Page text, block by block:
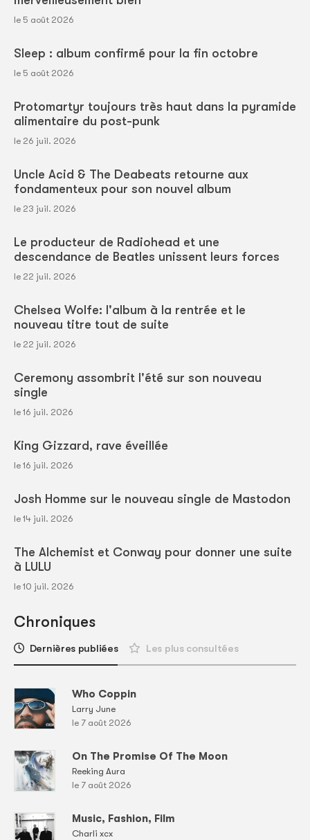
le 5 août 2026
Sleep : album confirmé pour la fin octobre
le 5 août 2026
Protomartyr toujours très haut dans la pyramide
alimentaire du post-punk
le 26 juil. 2026
Uncle Acid & The Deabeats retourne aux
fondamenteux pour son nouvel album
le 23 juil. 2026
Le producteur de Radiohead et une
descendance de Beatles unissent leurs forces
le 22 juil. 2026
Chelsea Wolfe: l'album à la rentrée et le
nouveau titre tout de suite
le 22 juil. 2026
Ceremony assombrit l'été sur son nouveau
single
le 16 juil. 2026
King Gizzard, rave éveillée
le 16 juil. 2026
Josh Homme sur le nouveau single de Mastodon
le 14 juil. 2026
The Alchemist et Conway pour donner une suite
à LULU
le 10 juil. 2026
Chroniques
Dernières publiées Les plus consultées
Who Coppin
Larry June
le 7 août 2026
On The Promise Of The Moon
Reeking Aura
le 7 août 2026
Music, Fashion, Film
Charli xcx